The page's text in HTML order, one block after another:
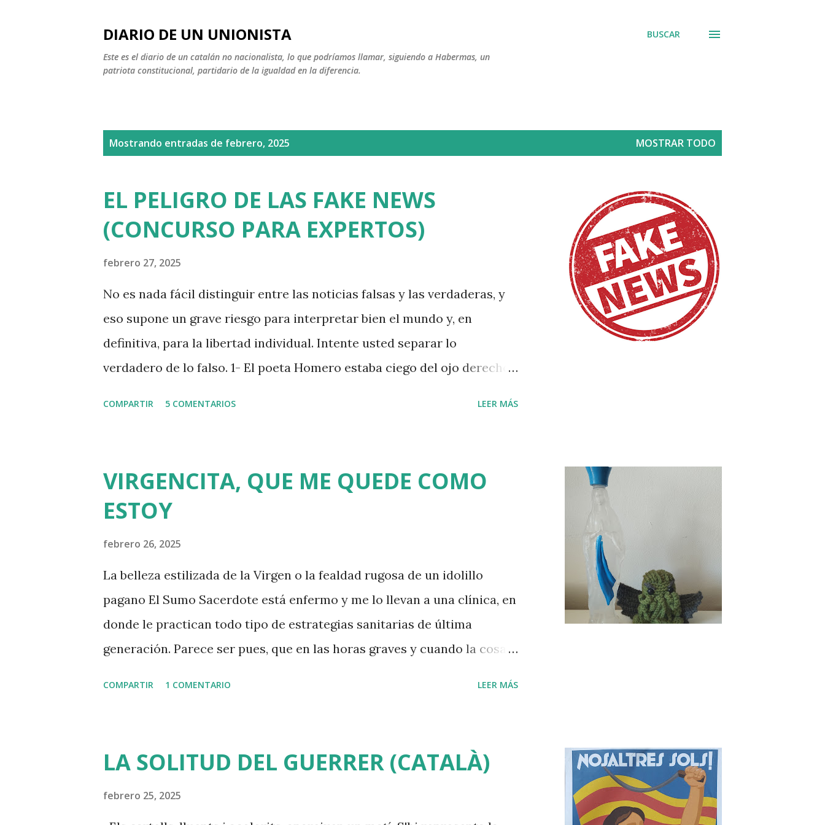
DIARIO DE UN UNIONISTA
Este es el diario de un catalán no nacionalista, lo que podríamos llamar, siguiendo a Habermas, un
patriota constitucional, partidario de la igualdad en la diferencia.
BUSCAR
Mostrando entradas de febrero, 2025 MOSTRAR TODO
EL PELIGRO DE LAS FAKE NEWS
(CONCURSO PARA EXPERTOS)
febrero 27, 2025
No es nada fácil distinguir entre las noticias falsas y las verdaderas, y
eso supone un grave riesgo para interpretar bien el mundo y, en
definitiva, para la libertad individual. Intente usted separar lo
verdadero de lo falso. 1- El poeta Homero estaba ciego del ojo derecho,
francés de Sète lleva este nombre porque el promontorio sobre el que
se levanta recuerda, efectivamente, a una seta. Concretamente, a un
champiñón Portobello (Sète es puerto deportivo y pesquero). 5- El
COMPARTIR 5 COMENTARIOS LEER MÁS
VIRGENCITA, QUE ME QUEDE COMO
ESTOY
febrero 26, 2025
La belleza estilizada de la Virgen o la fealdad rugosa de un idolillo
pagano El Sumo Sacerdote está enfermo y me lo llevan a una clínica, en
donde le practican todo tipo de estrategias sanitarias de última
generación. Parece ser pues, que en las horas graves y cuando la cosa
habla de eso y alguien debe hacerlo. A mi me sabe mal, porqué la virgen
de Lourdes y la chica Bernadette me caen bien: lamento el desprecio
que les inflige el Papa. Hace pocas semanas, el eurodiputado del
Partido Popular Jaime Mayor Oreja afirmó, en un cónclave de
COMPARTIR 1 COMENTARIO LEER MÁS
LA SOLITUD DEL GUERRER (CATALÀ)
febrero 25, 2025